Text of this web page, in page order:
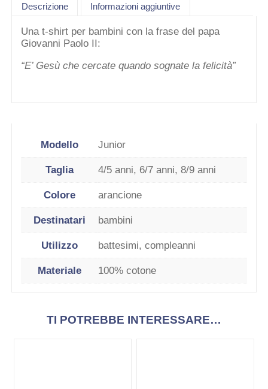
Descrizione Informazioni aggiuntive
Una t-shirt per bambini con la frase del papa
Giovanni Paolo II:
“E’ Gesù che cercate quando sognate la felicità”
Modello Junior
Taglia 4/5 anni, 6/7 anni, 8/9 anni
Colore arancione
Destinatari bambini
Utilizzo battesimi, compleanni
Materiale 100% cotone
TI POTREBBE INTERESSARE…